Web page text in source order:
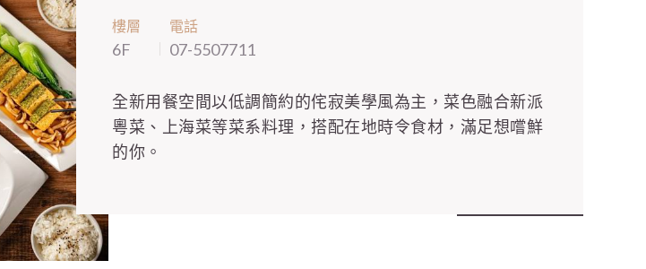
樓層
6F
電話
07-5507711
全新用餐空間以低調簡約的侘寂美學風為主，菜色融合新派
粵菜、上海菜等菜系料理，搭配在地時令食材，滿足想嚐鮮
的你。